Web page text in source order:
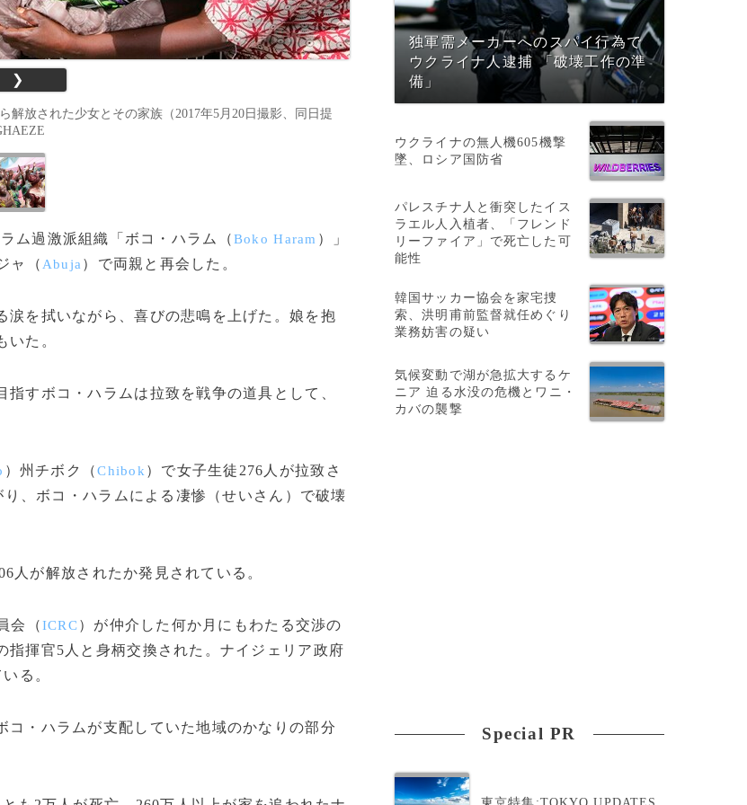
❯
放された少女とその家族（2017年5月20日撮影、同日提
ム過激派組織「ボコ・ハラム（Boko Haram ）」
ャ（ Abuja ）で両親と再会した。
を拭いながら、喜びの悲鳴を上げた。娘を抱
た。
すボコ・ハラムは拉致を戦争の道具として、
）州チボク（Chibok ）で女子生徒276人が拉致さ
、ボコ・ハラムによる凄惨（せいさん）で破壊
が解放されたか発見されている。
会（ICRC）が仲介した何か月にもわたる交渉の
揮官5人と身柄交換された。ナイジェリア政府
る。
・ハラムが支配していた地域のかなりの部分
独軍需メーカーへのスパイ行為で
ウクライナ人逮捕 「破壊工作の準
備」
ウクライナの無人機605機撃
墜、ロシア国防省
パレスチナ人と衝突したイス
ラエル人入植者、「フレンド
リーファイア」で死亡した可
能性
韓国サッカー協会を家宅捜
索、洪明甫前監督就任めぐり
業務妨害の疑い
気候変動で湖が急拡大するケ
ニア 迫る水没の危機とワニ・
カバの襲撃
Special PR
東京特集:TOKYO UPDATES